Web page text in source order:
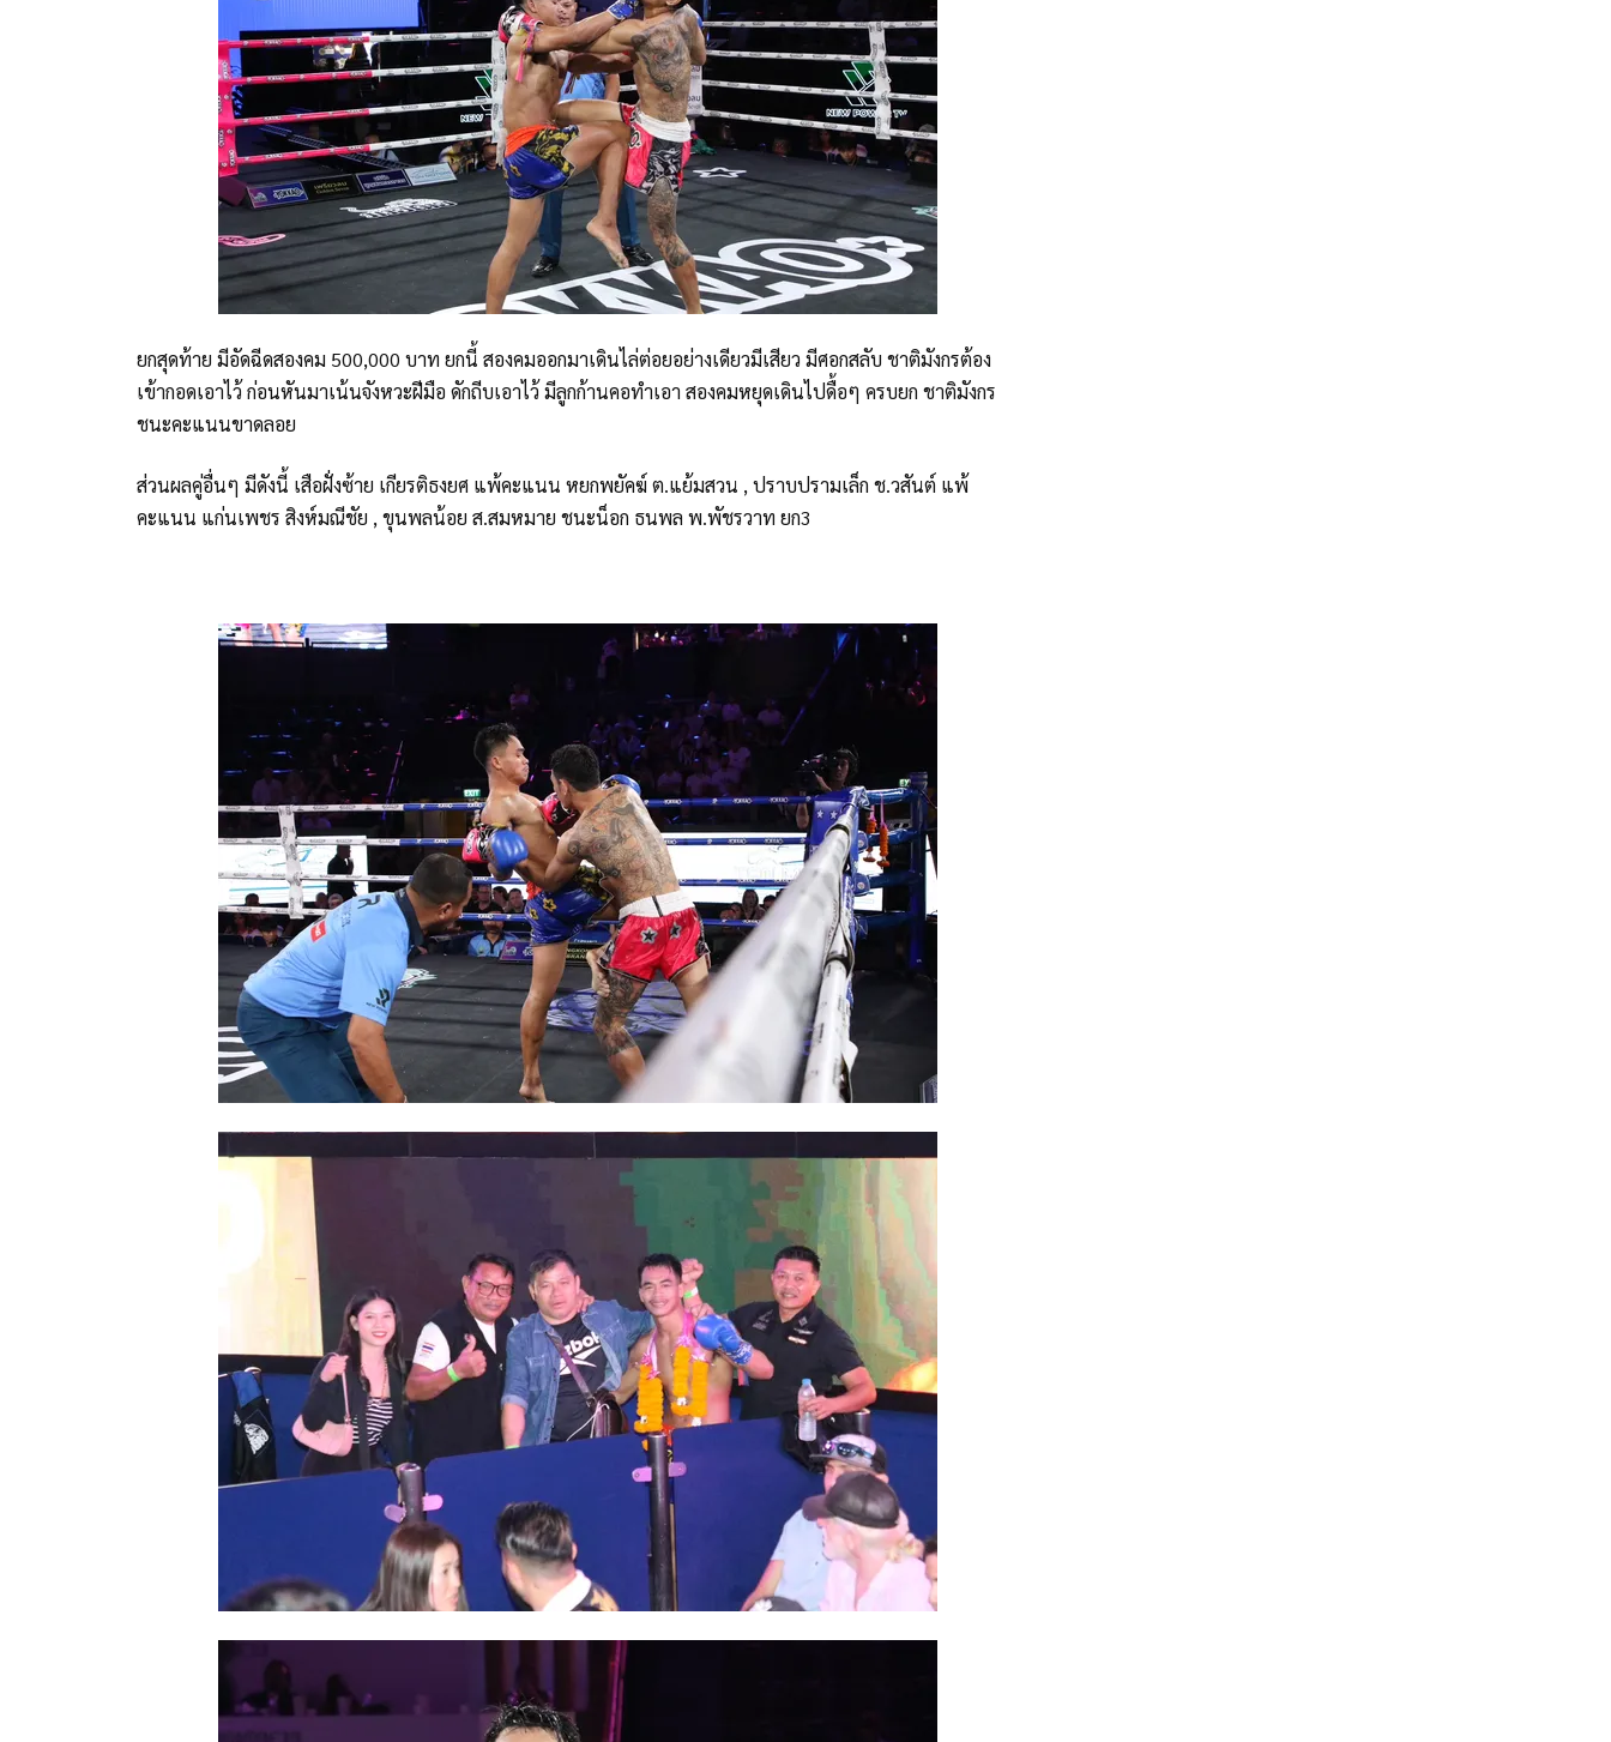
ยกสุดท้าย มีอัดฉีดสองคม 500,000 บาท ยกนี้ สองคมออกมาเดินไล่ต่อยอย่างเดียวมีเสียว มีศอกสลับ ชาติมังกรต้อง
เข้ากอดเอาไว้ ก่อนหันมาเน้นจังหวะฝีมือ ดักถีบเอาไว้ มีลูกก้านคอทำเอา สองคมหยุดเดินไปดื้อๆ ครบยก ชาติมังกร
ชนะคะแนนขาดลอย
ส่วนผลคู่อื่นๆ มีดังนี้ เสือฝั่งซ้าย เกียรติธงยศ แพ้คะแนน หยกพยัคฆ์ ต.แย้มสวน , ปราบปรามเล็ก ช.วสันต์ แพ้
คะแนน แก่นเพชร สิงห์มณีชัย , ขุนพลน้อย ส.สมหมาย ชนะน็อก ธนพล พ.พัชรวาท ยก3